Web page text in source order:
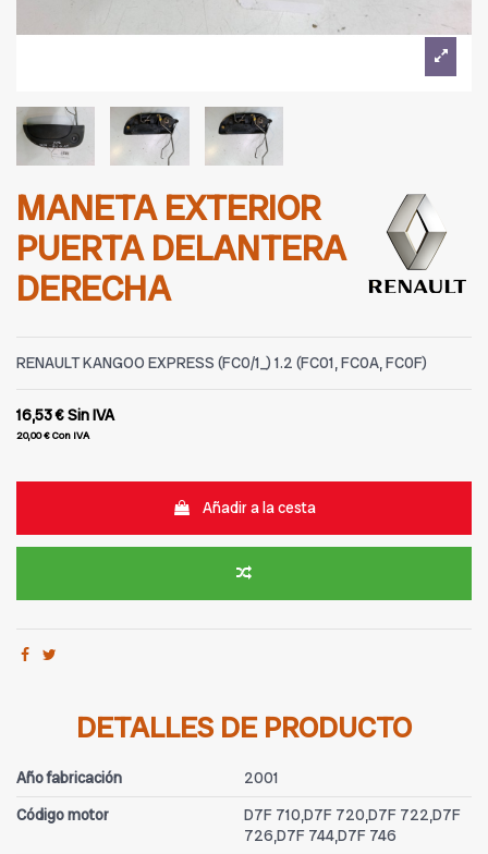
MANETA EXTERIOR
PUERTA DELANTERA
DERECHA
RENAULT KANGOO EXPRESS (FC0/1_) 1.2 (FC01, FC0A, FC0F)
16,53 €Sin IVA
20,00 €Con IVA
Añadir a la cesta
DETALLES DE PRODUCTO
Año fabricación
2001
Código motor
D7F 710,D7F 720,D7F 722,D7F
726,D7F 744,D7F 746